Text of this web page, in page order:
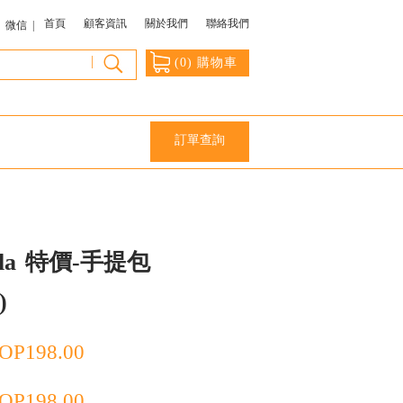
微信 | 首頁 顧客資訊 關於我們 聯絡我們
(0) 購物車
|
訂單查詢
特價-手提包
198.00